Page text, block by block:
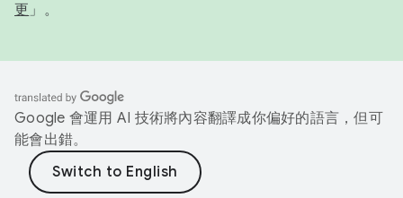
更 」。
Google 會運用 AI 技術將內容翻譯成你偏好的語言，但可
能會出錯。